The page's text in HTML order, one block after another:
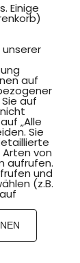
Einige
auf
auf
„Alle
Sie
von
aufrufen.
und
(z.B.